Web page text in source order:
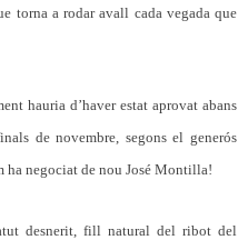
torna a rodar avall cada vegada que
hauria d’haver estat aprovat abans
de novembre, segons el generós
ha negociat de nou José Montilla!
desnerit, fill natural del ribot del